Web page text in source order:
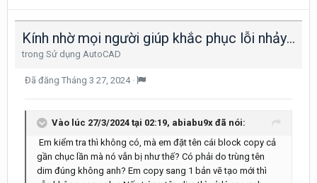
Kính nhờ mọi người giúp khắc phục lỗi nhảy kích thước chữ khi block đôi tượng
trong Sử dụng AutoCAD
Đã đăng Tháng 3 27, 2024 ·
Vào lúc 27/3/2024 tại 02:19, abiabu9x đã nói:
Em kiểm tra thì không có, mà em đặt tên cái block copy cả
gần chục lần mà nó vẫn bị như thế? Có phải do trùng tên
dim đúng không anh? Em copy sang 1 bản vẽ tạo mới thì